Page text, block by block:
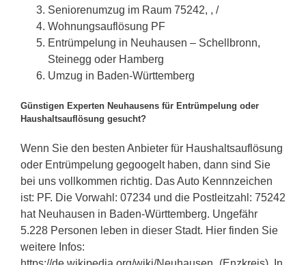
Seniorenumzug im Raum 75242, , /
Wohnungsauflösung PF
Entrümpelung in Neuhausen – Schellbronn,
Steinegg oder Hamberg
Umzug in Baden-Württemberg
Günstigen Experten Neuhausens für Entrümpelung oder
Haushaltsauflösung gesucht?
Wenn Sie den besten Anbieter für Haushaltsauflösung
oder Entrümpelung gegoogelt haben, dann sind Sie
bei uns vollkommen richtig. Das Auto Kennnzeichen
ist: PF. Die Vorwahl: 07234 und die Postleitzahl: 75242
hat Neuhausen in Baden-Württemberg. Ungefähr
5.228 Personen leben in dieser Stadt. Hier finden Sie
weitere Infos: